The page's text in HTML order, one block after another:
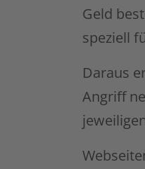
Geld
speziell
Daraus
Angriff